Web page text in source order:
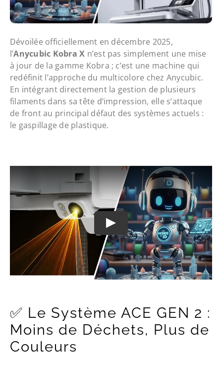
Dévoilée officiellement en décembre 2025,
l’Anycubic Kobra X n’est pas simplement une mise
à jour de la gamme Kobra ; c’est une machine qui
redéfinit l’approche du multicolore chez Anycubic.
En intégrant directement la gestion de plusieurs
filaments dans sa tête d’impression, elle s’attaque
de front au principal défaut des systèmes actuels :
le gaspillage de plastique.
✅ Le Système ACE GEN 2 :
Moins de Déchets, Plus de
Couleurs